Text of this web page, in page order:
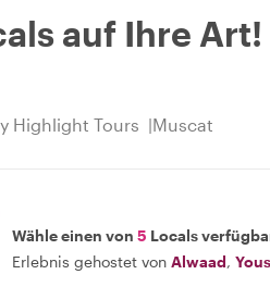
auf Ihre
Highlight Tours Muscat
Wähle einen von 5 Locals
Erlebnis gehostet von Alwaad,